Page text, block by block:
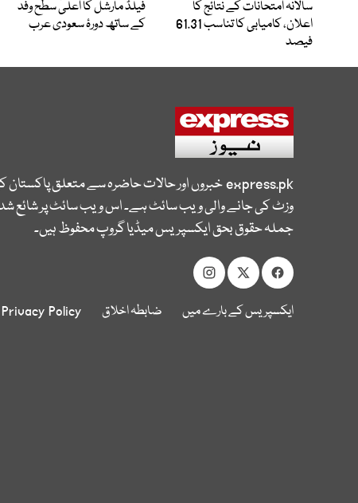
سالانہ امتحانات کے نتائج کا
اعلان، کامیابی کا تناسب 61.31
فیصد
فیلڈ مارشل کا اعلیٰ سطح وفد
کے ساتھ دورۂ سعودی عرب
express.pkخبروں اور حالات حاضرہ سے متعلق
وزٹ کی جانے والی ویب سائٹ ہے۔ اس ویب سائٹ پر شائع
جملہ حقوق بحق ایکسپریس میڈیا گروپ محفوظ ہیں۔
ایکسپریس کے بارے میں ضابطہ اخلاق Privacy Policy